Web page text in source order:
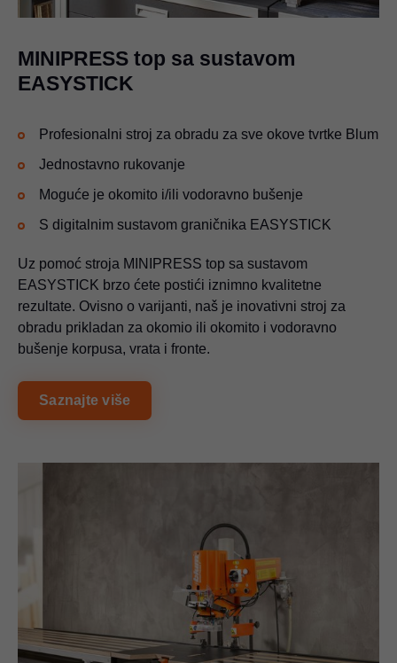
MINIPRESS top sa sustavom
EASYSTICK
Profesionalni stroj za obradu za sve okove tvrtke Blum
Jednostavno rukovanje
Moguće je okomito i/ili vodoravno bušenje
S digitalnim sustavom graničnika EASYSTICK
Uz pomoć stroja MINIPRESS top sa sustavom
EASYSTICK brzo ćete postići iznimno kvalitetne
rezultate. Ovisno o varijanti, naš je inovativni stroj za
obradu prikladan za okomio ili okomito i vodoravno
bušenje korpusa, vrata i fronte.
Saznajte više